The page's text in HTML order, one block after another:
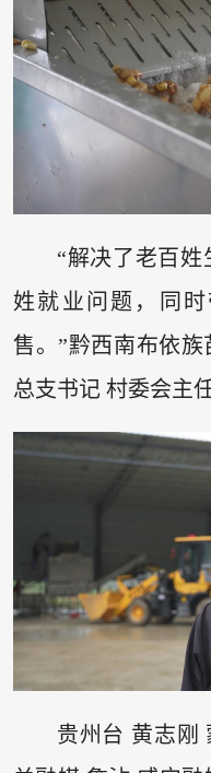
“解决了老百姓
姓就业问题，同
售。”黔西南布依
总支书记 村委会主
贵州台 黄志刚